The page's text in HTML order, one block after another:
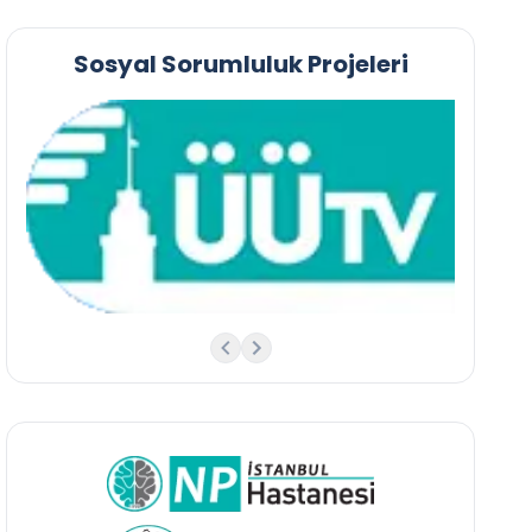
Sosyal Sorumluluk Projeleri